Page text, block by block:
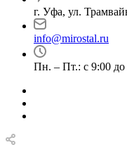
г. Уфа, ул.
info@mirostal.ru
Пн. – Пт.: с 9:00 до